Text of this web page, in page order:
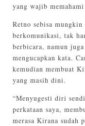
yang wajib
Retno sebisa
berkomunikasi, tak
berbicara, namun
mengucapkan kata.
kemudian membuat
yang masih dini.
“Menyugesti diri
perkataan saya,
merasa Kirana sudah